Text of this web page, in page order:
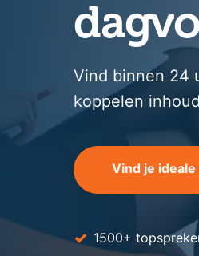
Vind binnen 24
koppelen
Vind je
✓ 1500+